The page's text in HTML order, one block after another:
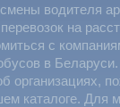
водителя
на
с
в
организациях,
каталоге. Для